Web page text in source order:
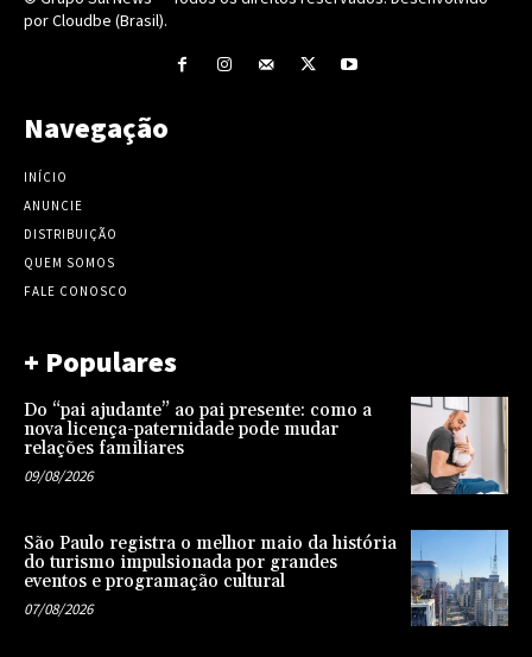
por Cloudbe (Brasil).
Navegação
INÍCIO
ANUNCIE
DISTRIBUIÇÃO
QUEM SOMOS
FALE CONOSCO
+ Populares
Do “pai ajudante” ao pai presente: como a
nova licença-paternidade pode mudar
relações familiares
09/08/2026
São Paulo registra o melhor maio da história
do turismo impulsionada por grandes
eventos e programação cultural
07/08/2026